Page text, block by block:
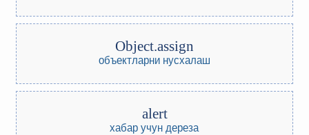
Object.assign
объектларни нусхалаш
alert
хабар учун дерезa